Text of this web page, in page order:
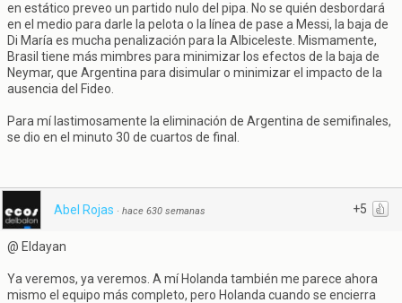
en estático preveo un partido nulo del pipa. No se quién desbordará
en el medio para darle la pelota o la línea de pase a Messi, la baja de
Di María es mucha penalización para la Albiceleste. Mismamente,
Brasil tiene más mimbres para minimizar los efectos de la baja de
Neymar, que Argentina para disimular o minimizar el impacto de la
ausencia del Fideo.
Para mí lastimosamente la eliminación de Argentina de semifinales,
se dio en el minuto 30 de cuartos de final.
+5
Abel Rojas · hace 630 semanas
@ Eldayan
Ya veremos, ya veremos. A mí Holanda también me parece ahora
mismo el equipo más completo, pero Holanda cuando se encierra